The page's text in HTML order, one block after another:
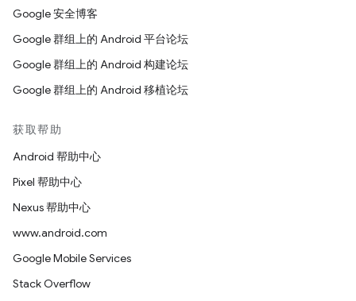
Google 安全博客
Google 群组上的 Android 平台论坛
Google 群组上的 Android 构建论坛
Google 群组上的 Android 移植论坛
获取帮助
Android 帮助中心
Pixel 帮助中心
Nexus 帮助中心
www.android.com
Google Mobile Services
Stack Overflow